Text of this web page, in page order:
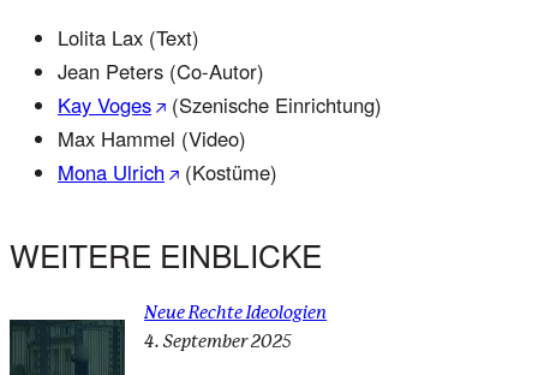
Lolita Lax (Text)
Jean Peters (Co-Autor)
Kay Voges
(Szenische Einrichtung)
Max Hammel (Video)
Mona Ulrich
(Kostüme)
WEITERE EINBLICKE
Neue Rechte Ideologien
4. September 2025